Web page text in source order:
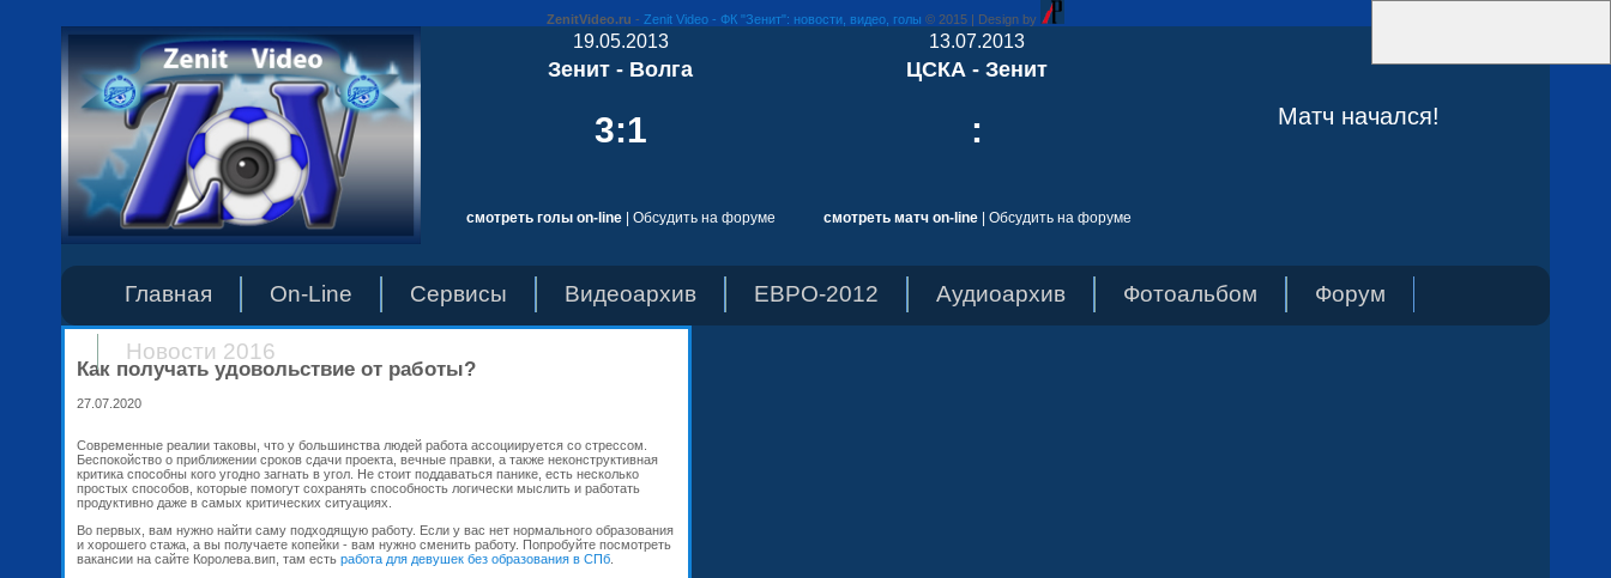
ZenitVideo.ru - Zenit Video - ФК "Зенит": новости, видео, голы © 2015 | Design by
19.05.2013 13.07.2013
Зенит - Волга ЦСКА - Зенит
3:1 :
смотреть голы on-line| Обсудить на форуме смотреть матч on-line| Обсудить на форуме
Матч начался!
Главная On-Line Сервисы Видеоархив ЕВРО-2012 Аудиоархив Фотоальбом Форум
Новости 2016
Как получать удовольствие от работы?
27.07.2020
Современные реалии таковы, что у большинства людей работа ассоциируется со стрессом.
Беспокойство о приближении сроков сдачи проекта, вечные правки, а также неконструктивная
критика способны кого угодно загнать в угол. Не стоит поддаваться панике, есть несколько
простых способов, которые помогут сохранять способность логически мыслить и работать
продуктивно даже в самых критических ситуациях.
Во первых, вам нужно найти саму подходящую работу. Если у вас нет нормального образования
и хорошего стажа, а вы получаете копейки - вам нужно сменить работу. Попробуйте посмотреть
вакансии на сайте Королева.вип, там есть работа для девушек без образования в СПб